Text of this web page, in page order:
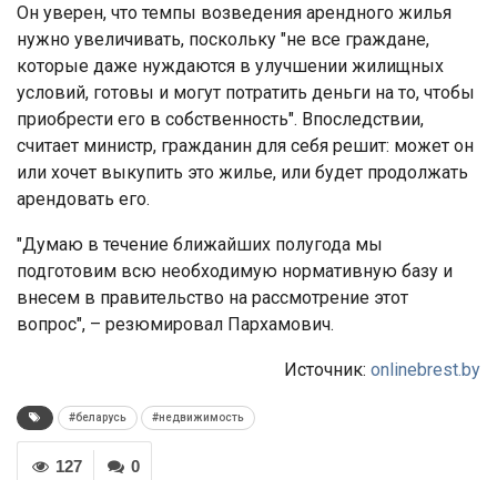
Он уверен, что темпы возведения арендного жилья
нужно увеличивать, поскольку "не все граждане,
которые даже нуждаются в улучшении жилищных
условий, готовы и могут потратить деньги на то, чтобы
приобрести его в собственность". Впоследствии,
считает министр, гражданин для себя решит: может он
или хочет выкупить это жилье, или будет продолжать
арендовать его.
"Думаю в течение ближайших полугода мы
подготовим всю необходимую нормативную базу и
внесем в правительство на рассмотрение этот
вопрос", – резюмировал Пархамович.
Источник: onlinebrest.by
#беларусь #недвижимость
0
127